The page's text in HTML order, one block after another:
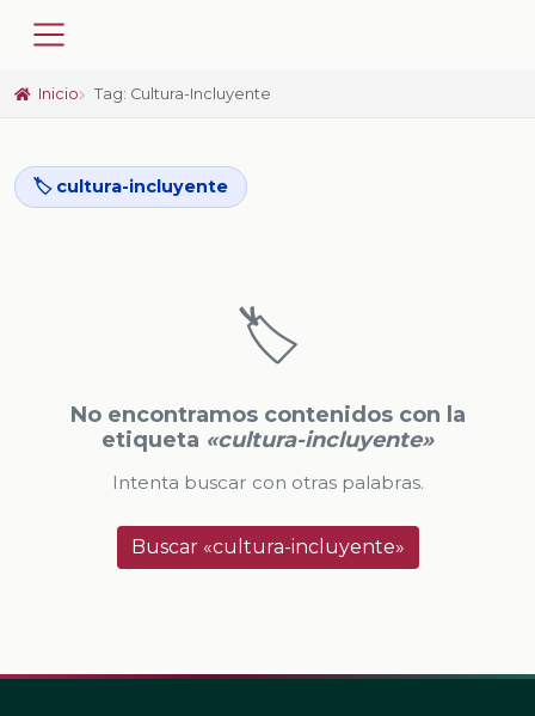
Inicio Tag: Cultura-Incluyente
🏷️ cultura-incluyente
🏷️
No encontramos contenidos con la
etiqueta «cultura-incluyente»
Intenta buscar con otras palabras.
Buscar «cultura-incluyente»